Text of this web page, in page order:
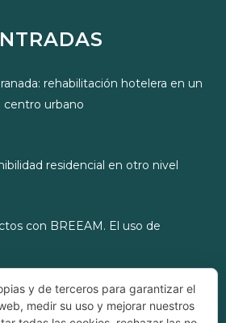
rehabilitación hotelera en un
centro urbano
residencial en otro nivel
con BREEAM. El uso de
y de terceros para garantizar el
medir su uso y mejorar nuestros